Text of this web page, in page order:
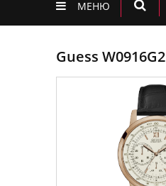
МЕНЮ
Guess W0916G2